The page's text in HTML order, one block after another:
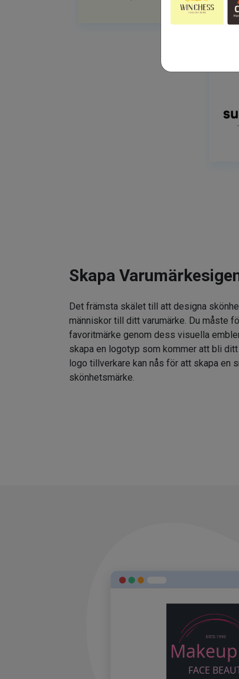
Skapa
Det främsta skälet till att designa
människor till ditt varumärke. Du måste
favoritmärke genom dess visuella
skapa en logotyp som kommer att bli
logo tillverkare kan nås för att skapa en
skönhetsmärke.